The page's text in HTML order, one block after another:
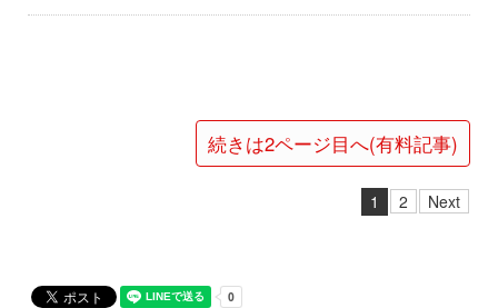
続きは2ページ目へ(有料記事)
1 2 Next